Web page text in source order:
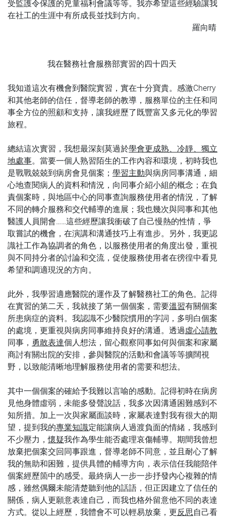
受監護令保護的皃童福利會議等等。我亦希望這些經驗讓我
在社工的生涯中有所成長並找到方向。
羅向晴
我在醫務社會服務部實習的四十四天
我知道這次有機會到醫院實習，實在十分寶貴。感激Cherry
和其他老師的信任，督導老師的教導，服務單位的主任和同
事全方位的照顧和支持，讓我經歷了既豐富又多元化的學習
旅程。
總結這次實習，我想最深刻莫過於學會更成熟、冷靜、獨立
地處事。當要一個人熟習陌生的工作內容和環境，初時我也
是戰戰兢兢到病房會見個案； 學習主動與病房同事溝通，細
心地查閱病人的資料和情況，向同事介紹小組的概念；在負
責個案時，與地區中心的同事查詢服務使用者的情況，了解
不同的轉介服務和交代輔導的進展；我也幾次與同事和其他
醫護人員開會……這些經歷讓我衝破了自己慢熱的性情，爭
取嘗試的機會，在演講和溝通技巧上有進步。另外，我更認
識社工作為協調者的角色，以服務使用者的角度出發，重視
與不同持分者的討論和交流，促使服務使用者在徬徨中看見
希望和調適現況的方向。
此外，我學習適應醫院的運作及了解醫務社工的角色。記得
在實習的第二天，我就接了第一個個案，需要溫習有關個案
所患病症的資料。我認識不少醫院慣用的字詞，多明白個案
的處境，更重視與病房同事維持良好的溝通。透過虛心請教
同事， 勇敢表達個人想法，留心觀察同事如何與個案和家屬
商討有關出院的安排，參與醫院的活動和會議等等擴闊視
野，以致能清晰地理解服務使用者的需要和想法。
其中一個個案的確給予我難以言喻的感動。記得初時在病房
見他身體虛弱，未能多發聲說話，我多次因溝通困難感到不
知所措。加上一次與家屬面談時，家屬表達對我有很大的期
望，提到我的專業知識定能讓病人過渡負面的情緒，我感到
不少壓力，懷疑我作為學生能否處理哀傷輔導。期間我曾想
放棄把個案交回同事跟進，督導老師不同意，並且耐心了解
我的無助和困難，提供具體的輔導方向，表示信任我能陪伴
個案經歷箇中的感受。最終病人一步一步抒發內心複雜的情
感，雖然偶爾未能清楚聽到他的話語，但正因建立了信任的
關係，病人更願意表達自己，而我也格外留意他不同的表達
方式。從以上經歷，我體會不可以輕易放棄，更反思自己看